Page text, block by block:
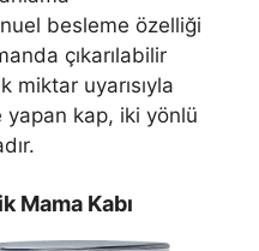
besleme özelliği
çıkarılabilir
miktar uyarısıyla
yapan kap, iki yönlü
Mama Kabı